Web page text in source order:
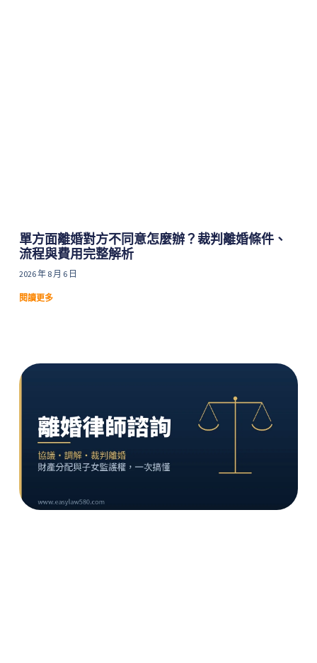
單方面離婚對方不同意怎麼辦？裁判離婚條件、
流程與費用完整解析
2026 年 8 月 6 日
閱讀更多